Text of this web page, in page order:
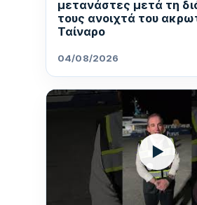
μετανάστες μετά τη
τους ανοιχτά του
Ταίναρο
04/08/2026
▶